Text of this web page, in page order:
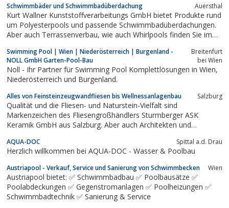
Schwimmbäder und Schwimmbadüberdachung Auersthal
Kurt Wallner Kunststoffverarbeitungs GmbH bietet Produkte rund
um Polyesterpools und passende Schwimmbadüberdachungen.
Aber auch Terrassenverbau, wie auch Whirlpools finden Sie im
Swimming Pool | Wien | Niederösterreich | Burgenland -
NOLL GmbH Garten-Pool-Bau
Breitenfurt
bei Wien
Noll - Ihr Partner für Swimming Pool Komplettlösungen in Wien,
Niederösterreich und Burgenland.
Alles von Feinsteinzeugwandfliesen bis Wellnessanlagenbau Salzburg
Qualität und die Fliesen- und Naturstein-Vielfalt sind
Markenzeichen des Fliesengroßhändlers Sturmberger ASK
Keramik GmbH aus Salzburg. Aber auch Architekten und
der Erstberatung über die Bemusterung bis zur Erstellung von
Ausschreibungstexten reicht.
AQUA-DOC Spittal a.d. Drau
Herzlich willkommen bei AQUA-DOC - Wasser & Poolbau
Austriapool - Verkauf, Service und Sanierung von Schwimmbecken Wien
Austriapool bietet: ✅ Schwimmbadbau ✅ Poolbausätze ✅
Poolabdeckungen ✅ Gegenstromanlagen ✅ Poolheizungen ✅
Schwimmbadtechnik ✅ Sanierung & Service